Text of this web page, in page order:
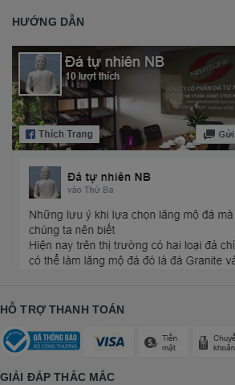
HƯỚNG DẪN
HỖ TRỢ THANH TOÁN
GIẢI ĐÁP THẮC MẮC